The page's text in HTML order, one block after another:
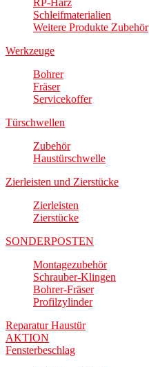
RP-Harz
Schleifmaterialien
Weitere Produkte Zubehör
Werkzeuge
Bohrer
Fräser
Servicekoffer
Türschwellen
Zubehör
Haustürschwelle
Zierleisten und Zierstücke
Zierleisten
Zierstücke
SONDERPOSTEN
Montagezubehör
Schrauber-Klingen
Bohrer-Fräser
Profilzylinder
Reparatur Haustür
AKTION
Fensterbeschlag